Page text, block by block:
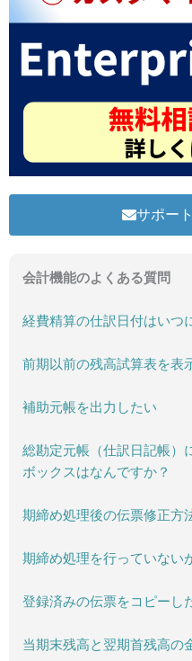
サポー
会計機能のよくある質問
経費精算の仕訳日付はいつ
前期以前の残高試算表を表
補助元帳を出力したい
総勘定元帳（仕訳日記帳）
ボックスはなんですか？
期締め処理後の伝票修正方
期締め処理を行っていない
登録済みの伝票をコピーし
当期末残高と翌期首残高の